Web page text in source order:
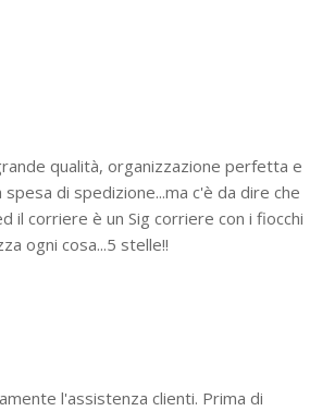
qualità, organizzazione perfetta e
di spedizione...ma c'è da dire che
il corriere è un Sig corriere con i fiocchi
ogni cosa...5 stelle!!
l'assistenza clienti. Prima di